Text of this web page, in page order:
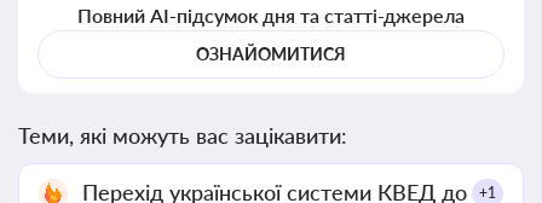
Повний AI-підсумок дня та статті-джерела
ОЗНАЙОМИТИСЯ
Теми, які можуть вас зацікавити:
Перехід української системи КВЕД до +1